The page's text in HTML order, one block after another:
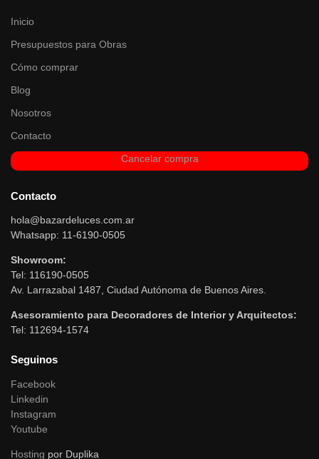
Inicio
Presupuestos para Obras
Cómo comprar
Blog
Nosotros
Contacto
Cancelar compra
Contacto
hola@bazardeluces.com.ar
Whatsapp: 11-6190-0505
Showroom:
Tel: 116190-0505
Av. Larrazabal 1487, Ciudad Autónoma de Buenos Aires.
Asesoramiento para Decoradores de Interior y Arquitectos:
Tel: 112694-1574
Seguinos
Facebook
Linkedin
Instagram
Youtube
Hosting por Duplika